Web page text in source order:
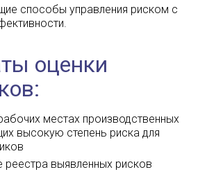
способы управления риском с
оценки
местах производственных
высокую степень риска для
выявленных рисков